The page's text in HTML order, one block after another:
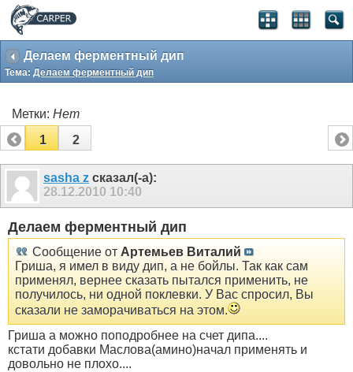
Делаем ферментный дип
Тема: Делаем ферментный дип
Метки: Нет
1
2
sasha z сказал(-а):
28.12.2010 10:40
Делаем ферментный дип
Сообщение от Артемьев Виталий
Гриша, я имел в виду дип, а не бойлы. Так как сам
применял, вернее сказать пытался применить, не
получилось, ни одной поклевки. У Вас спросил, Вы
сказали не заморачиваться на этом.
Гриша а можно поподробнее на счет дипа....
кстати добавки Маслова(амино)начал применять и
довольно не плохо....